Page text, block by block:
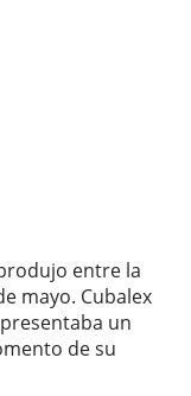
entre la
mayo. Cubalex
un
de su